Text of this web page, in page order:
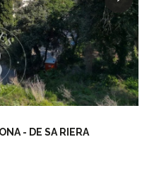
- DE SA RIERA